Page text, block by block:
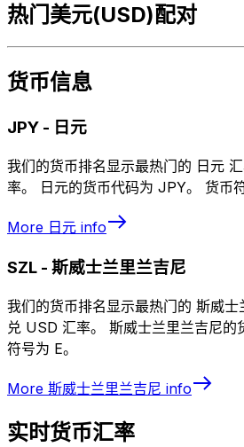
热门美元(USD)配对
货币信息
JPY - 日元
我们的货币排名显示最热门的 日元
率。 日元的货币代码为 JPY。 货币
More 日元 info
SZL - 斯威士兰里兰吉尼
我们的货币排名显示最热门的 斯威
兑 USD 汇率。 斯威士兰里兰吉尼的
符号为 E。
More 斯威士兰里兰吉尼 info
实时货币汇率